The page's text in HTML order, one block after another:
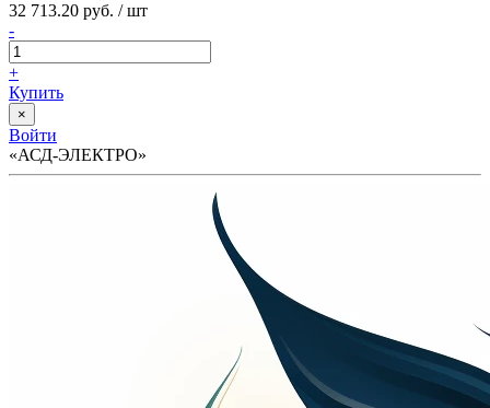
32 713.20 руб. / шт
-
+
Купить
×
Войти
«АСД-ЭЛЕКТРО»